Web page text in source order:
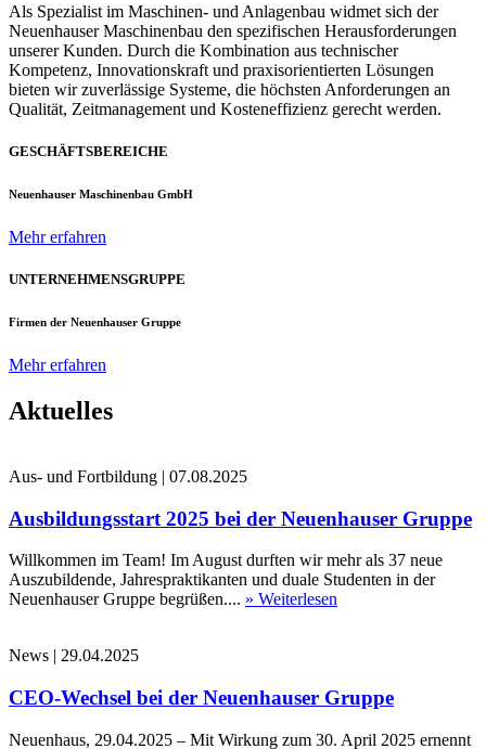
Als Spezialist im Maschinen- und Anlagenbau widmet sich der
Neuenhauser Maschinenbau den spezifischen Herausforderungen
unserer Kunden. Durch die Kombination aus technischer
Kompetenz, Innovationskraft und praxisorientierten Lösungen
bieten wir zuverlässige Systeme, die höchsten Anforderungen an
Qualität, Zeitmanagement und Kosteneffizienz gerecht werden.
GESCHÄFTSBEREICHE
Neuenhauser Maschinenbau GmbH
Mehr erfahren
UNTERNEHMENSGRUPPE
Firmen der Neuenhauser Gruppe
Mehr erfahren
Aktuelles
Aus- und Fortbildung | 07.08.2025
Ausbildungsstart 2025 bei der Neuenhauser Gruppe
Willkommen im Team! Im August durften wir mehr als 37 neue
Auszubildende, Jahrespraktikanten und duale Studenten in der
Neuenhauser Gruppe begrüßen.... » Weiterlesen
News | 29.04.2025
CEO-Wechsel bei der Neuenhauser Gruppe
Neuenhaus, 29.04.2025 – Mit Wirkung zum 30. April 2025 ernennt